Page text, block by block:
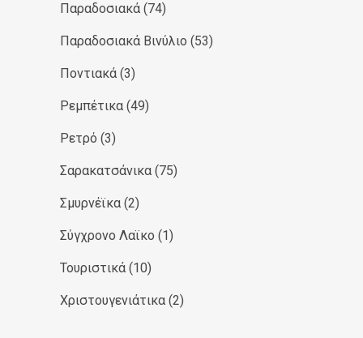
Παραδοσιακά (74)
Παραδοσιακά Βινύλιο (53)
Ποντιακά (3)
Ρεμπέτικα (49)
Ρετρό (3)
Σαρακατσάνικα (75)
Σμυρνέϊκα (2)
Σύγχρονο Λαϊκο (1)
Τουριστικά (10)
Χριστουγενιάτικα (2)